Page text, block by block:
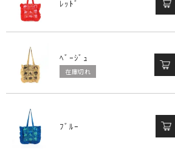
ﾚｯﾄﾞ
ﾍﾞｰｼﾞｭ
在庫切れ
ﾌﾞﾙｰ